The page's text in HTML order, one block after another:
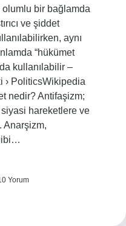
bir bağlamda
ve şiddet
aynı
“hükümet
kullanılabilir –
› PoliticsWikipedia
nedir? Antifaşizm;
hareketlere ve
Anarşizm,
Yorum